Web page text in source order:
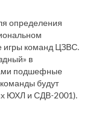
определения
игры команд ЦЗВС.
в
подшефные
будут
ЮХЛ и СДВ-2001).